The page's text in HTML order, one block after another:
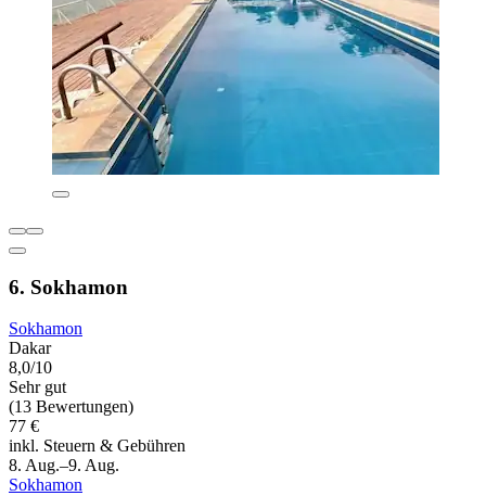
6. Sokhamon
Sokhamon
Dakar
8,0/10
Sehr gut
(13 Bewertungen)
77 €
inkl. Steuern & Gebühren
8. Aug.–9. Aug.
Sokhamon